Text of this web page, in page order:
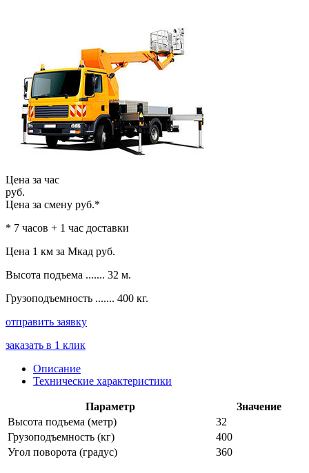
Цена за час
руб.
Цена за смену руб.*
* 7 часов + 1 час доставки
Цена 1 км за Мкад руб.
Высота подъема ....... 32 м.
Грузоподъемность ....... 400 кг.
отправить заявку
заказать в 1 клик
Описание
Технические характеристики
Параметр
Значение
Высота подъема (метр)
32
Грузоподъемность (кг)
400
Угол поворота (градус)
360